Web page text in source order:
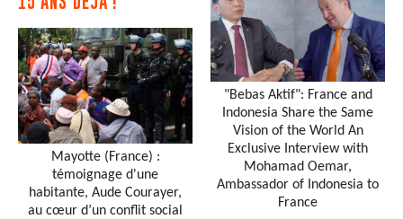
Mayotte (France) :
témoignage d'une
habitante, Aude Courayer,
au cœur d’un conflit social
"Bebas Aktif": France and
Indonesia Share the Same
Vision of the World An
Exclusive Interview with
Mohamad Oemar,
Ambassador of Indonesia to
France